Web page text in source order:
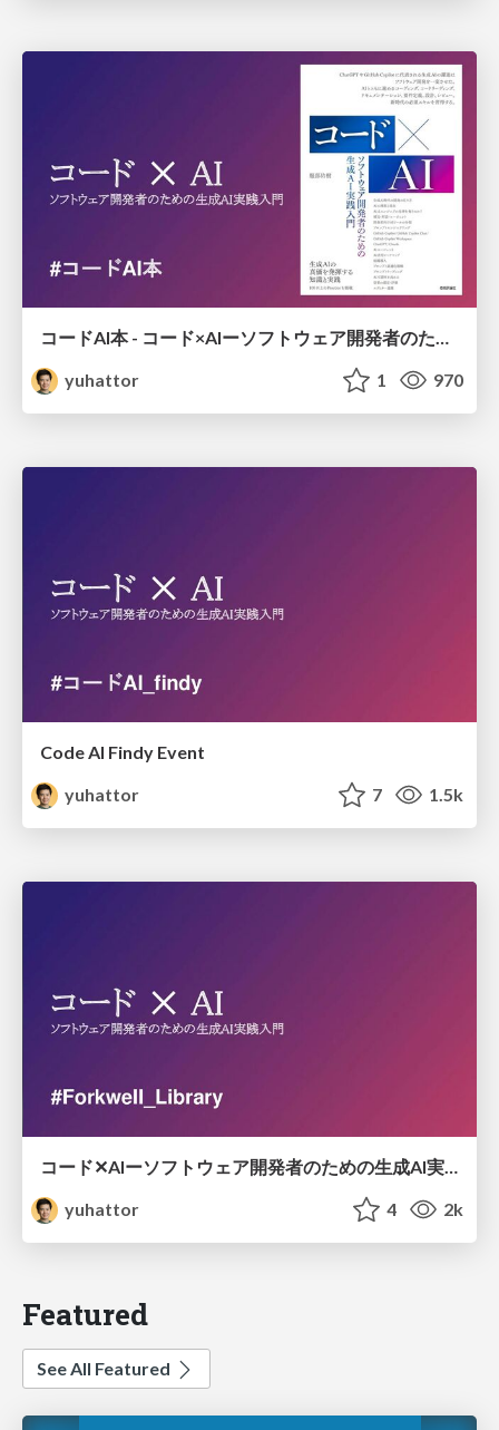
yuhattor
1 970
Code AI Findy Event
yuhattor
7 1.5k
コード✕AIーソフトウェア開発者のための生成AI実践入門~
yuhattor
4 2k
Featured
See All Featured